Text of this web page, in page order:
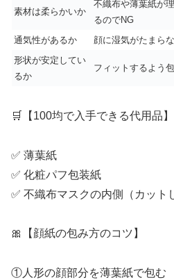
素材は柔らかいか
不織布や薄葉紙が
るのでNG
通気性があるか
顔に湿気がたまら
形状が安定してい
るか
フィットするよう
🛒【100均で入手できる代用品】
✅ 薄葉紙
✅ 化粧パフ包装紙
✅ 不織布マスクの内側（カット
🎀【顔紙の包み方のコツ】
①人形の顔部分を薄葉紙で包む